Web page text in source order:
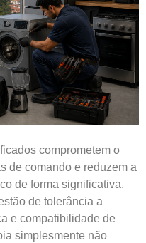
comprometem o
de comando e reduzem a
de forma significativa.
de tolerância a
e compatibilidade de
simplesmente não